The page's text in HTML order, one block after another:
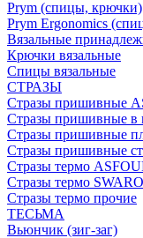
Prym (спицы, крючки)
Prym Ergonomics
Вязальные
Крючки вязальные
Спицы вязальные
СТРАЗЫ
Стразы пришивные
Стразы пришивные в
Стразы пришивные
Стразы пришивные
Стразы термо
Стразы термо
Стразы термо прочие
ТЕСЬМА
Вьюнчик (зиг-заг)